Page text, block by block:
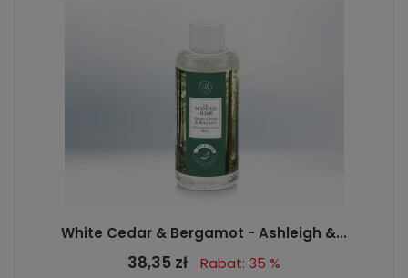
White Cedar & Bergamot - Ashleigh &...
38,35 zł Rabat: 35 %